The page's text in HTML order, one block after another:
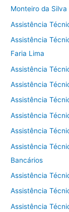
Monteiro da Silva
Assistência
Assistência
Faria Lima
Assistência
Assistência
Assistência
Assistência
Assistência
Assistência
Bancários
Assistência
Assistência
Assistência